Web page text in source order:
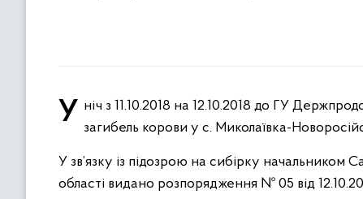
У ніч з 11.10.2018 на 12.10.2018 до ГУ Держпродспоживслужби в Одеській області надійшло повідомлення про загибель корови у с. Миколаївка-
У зв’язку із підозрою на сибірку
області видано розпорядження № 05 від